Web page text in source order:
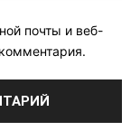
почты и веб-